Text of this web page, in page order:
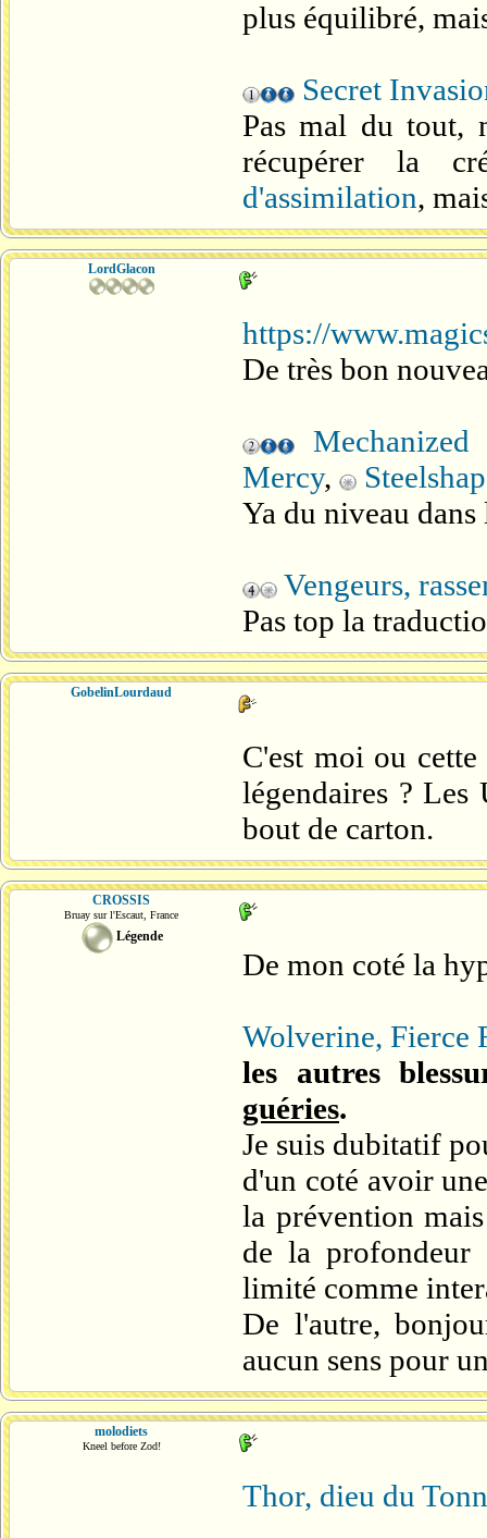
plus équilibré,
Secret
Pas mal du tout,
récupérer la
d'assimilation,
LordGlacon
https://
De très bon
Mechanized
Mercy,
Ya du niveau
Vengeurs,
Pas top la
GobelinLourdaud
C'est moi ou
légendaires ?
bout de carton.
CROSSIS
Bruay sur l'Escaut, France
Légende
De mon coté la
Wolverine, Fierce
les autres
guéries.
Je suis dubitatif
d'un coté avoir
la prévention
de la profondeur
limité comme
De l'autre,
aucun sens pour
molodiets
Kneel before Zod!
Thor, dieu du